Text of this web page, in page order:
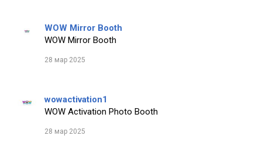
WOW Mirror Booth
WOW Mirror Booth
28 мар 2025
wowactivation1
WOW Activation Photo Booth
28 мар 2025